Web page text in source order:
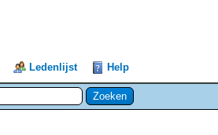
Ledenlijst Help